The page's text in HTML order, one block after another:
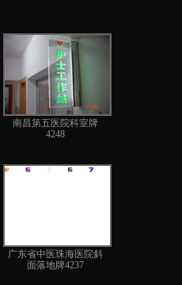
南昌第五医院科室牌
4248
广东省中医珠海医院斜
面落地牌4237
�������䣺